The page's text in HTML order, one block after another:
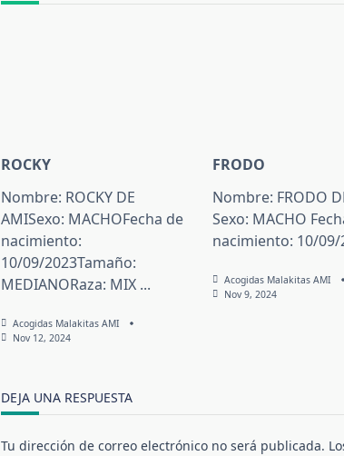
ROCKY
Nombre: ROCKY DE
AMISexo: MACHOFecha de
nacimiento:
10/09/2023Tamaño:
MEDIANORaza: MIX ...
Acogidas Malakitas AMI
Nov 12, 2024
FRODO
Nombre: FRODO
Sexo: MACHO
nacimiento: 10/09/
Acogidas Malakitas AMI
Nov 9, 2024
DEJA UNA RESPUESTA
Tu dirección de correo electrónico no será publicada.